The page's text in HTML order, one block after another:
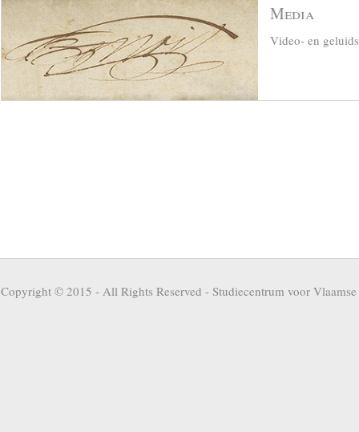
Media
Video- en
Copyright © 2015 - All Rights Reserved - Studiecentrum voor